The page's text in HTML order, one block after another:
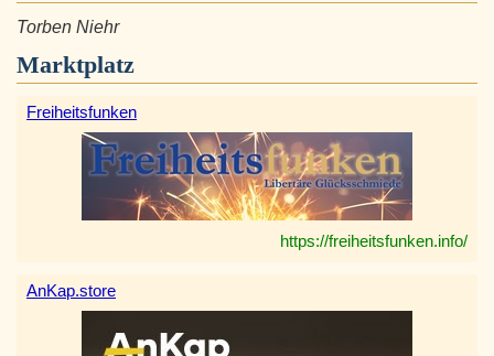
Torben Niehr
Marktplatz
Freiheitsfunken
https://freiheitsfunken.info/
AnKap.store